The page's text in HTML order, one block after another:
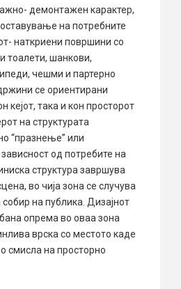
демонтажен карактер,
на потребните
наткриени површини со
тоалети, шанкови,
чешми и партерно
се ориентирани
кејот, така и кон просторот
на структурата
“празнење” или
од потребите на
структура завршува
во чија зона се случува
на публика. Дизајнот
опрема во оваа зона
врска со местото каде
смисла на просторно